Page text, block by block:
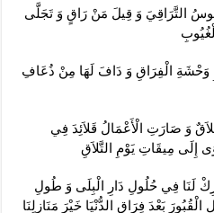
التَّرَاقِيَ وَ قِيلَ مَنْ رَاقٍ وَ تَجَلَّى
وَحْشَةِ الْفِرَاقِ وَ دَافَ لَهَا مِنْ ذُعَافِ
وَ صَارَتِ الْأَعْمَالُ قَلاَئِدَ فِي
إِلَى مِيقَاتِ يَوْمِ التَّلاَقِ‏
لَنَا فِي حُلُولِ دَارِ الْبِلَى وَ طُولِ
بَعْدَ فِرَاقِ الدُّنْيَا خَيْرَ مَنَازِلِنَا